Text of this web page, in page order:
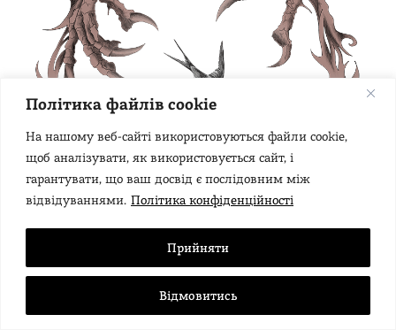
Політика файлів cookie
На нашому веб-сайті використовуються файли cookie,
щоб аналізувати, як використовується сайт, і
гарантувати, що ваш досвід є послідовним між
відвідуваннями. Політика конфіденційності
Відмовитись
Прийняти